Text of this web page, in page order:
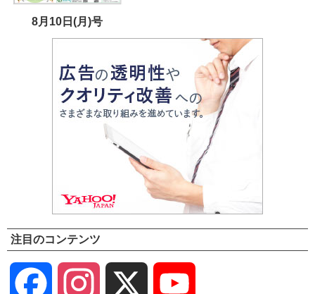
8月10日(月)号
注目のコンテンツ
Facebook Instagram